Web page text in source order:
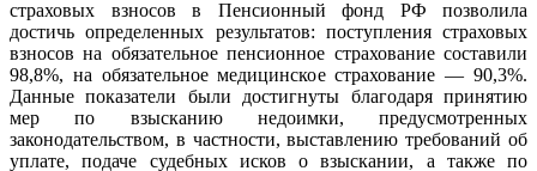
страховых взносов в Пенсионный фонд РФ позволила
достичь определенных результатов: поступления страховых
взносов на обязательное пенсионное страхование составили
98,8%, на обязательное медицинское страхование — 90,3%.
Данные показатели были достигнуты благодаря принятию
мер по взысканию недоимки, предусмотренных
законодательством, в частности, выставлению требований об
уплате, подаче судебных исков о взыскании, а также по